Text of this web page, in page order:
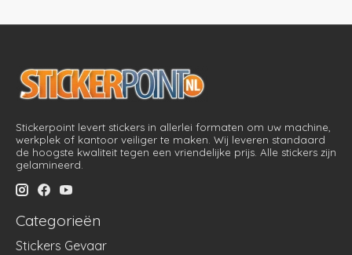
Stickerpoint levert stickers in allerlei formaten om uw machine,
werkplek of kantoor veiliger te maken. Wij leveren standaard
de hoogste kwaliteit tegen een vriendelijke prijs. Alle stickers zijn
gelamineerd.
Categorieën
Stickers Gevaar